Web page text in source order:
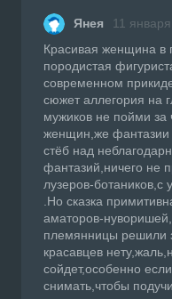
Янея 11
Красивая женщина в
породистая
современном
сюжет аллегория на
мужиков не пойми за
женщин,же фантазии
стёб над
фантазий,ничего не
лузеров-
.Но сказка
аматоров-
племянницы решили
красавцев
сойдет,особенно
снимать,чтобы